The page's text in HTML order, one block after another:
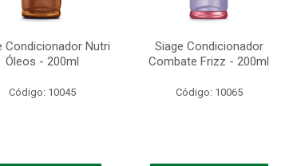
Condicionador Nutri
Óleos - 200ml
Código: 10045
Siage Condicionador
Combate Frizz - 200ml
Código: 10065